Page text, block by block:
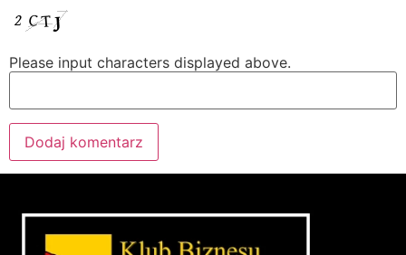
Please input characters displayed above.